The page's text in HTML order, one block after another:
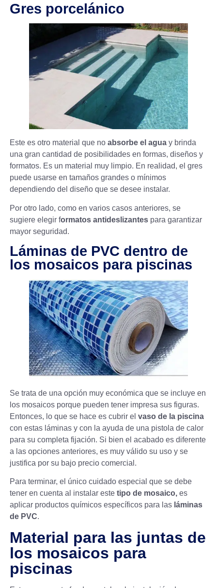
Gres porcelánico
Este es otro material que no absorbe el agua y brinda
una gran cantidad de posibilidades en formas, diseños y
formatos. Es un material muy limpio. En realidad, el gres
puede usarse en tamaños grandes o mínimos
dependiendo del diseño que se desee instalar.
Por otro lado, como en varios casos anteriores, se
sugiere elegir formatos antideslizantes para garantizar
mayor seguridad.
Láminas de PVC dentro de
los mosaicos para piscinas
Se trata de una opción muy económica que se incluye en
los mosaicos porque pueden tener impresa sus figuras.
Entonces, lo que se hace es cubrir el vaso de la piscina
con estas láminas y con la ayuda de una pistola de calor
para su completa fijación. Si bien el acabado es diferente
a las opciones anteriores, es muy válido su uso y se
justifica por su bajo precio comercial.
Para terminar, el único cuidado especial que se debe
tener en cuenta al instalar este tipo de mosaico, es
aplicar productos químicos específicos para las láminas
de PVC.
Material para las juntas de
los mosaicos para
piscinas